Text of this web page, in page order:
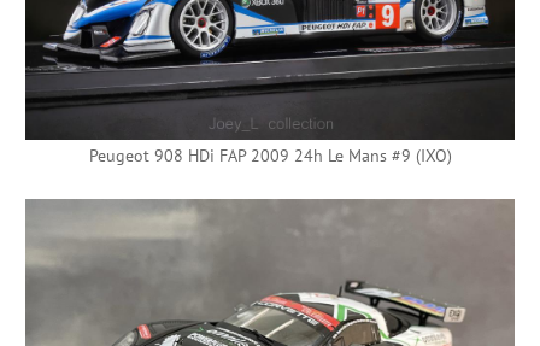
Peugeot 908 HDi FAP 2009 24h Le Mans #9 (IXO)